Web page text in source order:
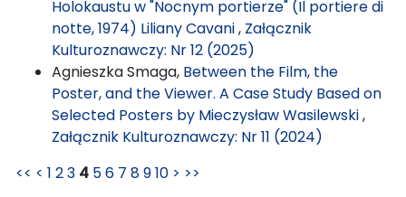
Holokaustu w "Nocnym portierze" (Il portiere di
notte, 1974) Liliany Cavani, Załącznik
Kulturoznawczy: Nr 12 (2025)
Agnieszka Smaga, Between the Film, the
Poster, and the Viewer. A Case Study Based on
Selected Posters by Mieczysław Wasilewski,
Załącznik Kulturoznawczy: Nr 11 (2024)
<< < 1 23 4 56 7 8910 > >>